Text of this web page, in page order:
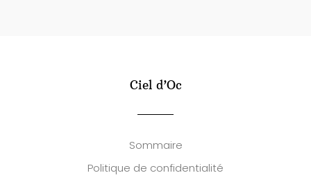
Ciel d’Oc
Sommaire
Politique de confidentialité